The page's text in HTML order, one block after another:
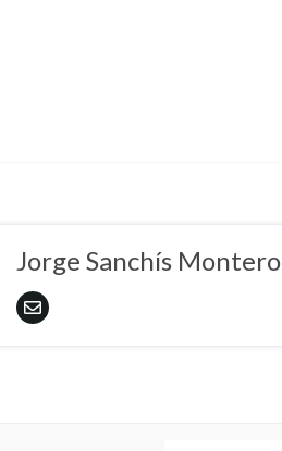
Jorge Sanchís Montero